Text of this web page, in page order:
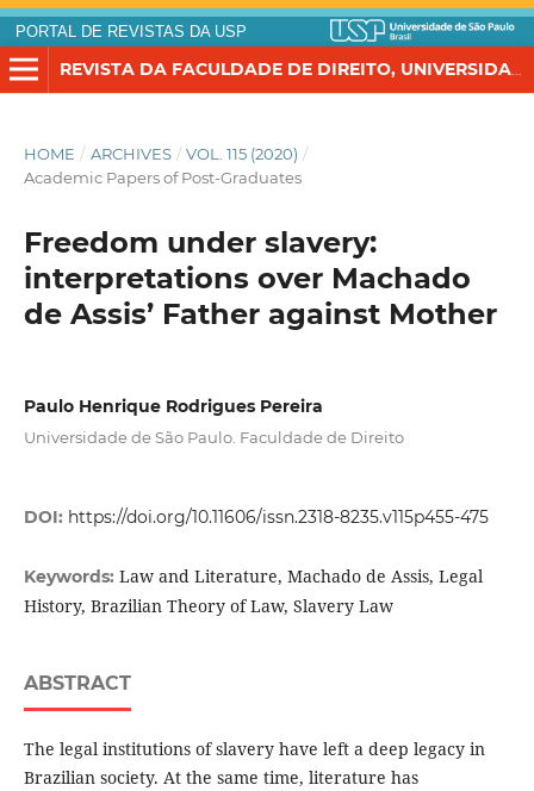
PORTAL DE REVISTAS DA USP
REVISTA DA FACULDADE DE DIREITO, UNIVERSIDADE DE SÃO PAULO
HOME / ARCHIVES / VOL. 115 (2020) /
Academic Papers of Post-Graduates
Freedom under slavery:
interpretations over Machado
de Assis’ Father against Mother
Paulo Henrique Rodrigues Pereira
Universidade de São Paulo. Faculdade de Direito
DOI: https://doi.org/10.11606/issn.2318-8235.v115p455-475
Keywords: Law and Literature, Machado de Assis, Legal
History, Brazilian Theory of Law, Slavery Law
ABSTRACT
The legal institutions of slavery have left a deep legacy in
Brazilian society. At the same time, literature has